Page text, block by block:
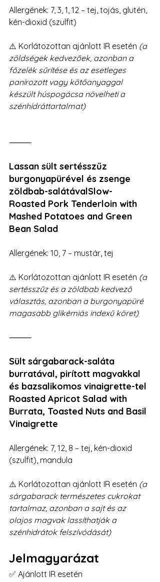
Allergének: 7, 3, 1, 12 – tej, tojás, glutén,
kén-dioxid (szulfit)
⚠️ Korlátozottan ajánlott IR esetén (a
zöldségek kedvezőek, azonban a
főzelék sűrítése és az esetleges
panírozott vagy kötőanyaggal
készült húspogácsa növelheti a
szénhidráttartalmat)
⸻
Lassan sült sertésszűz
burgonyapürével és zsenge
zöldbab-salátávalSlow-
Roasted Pork Tenderloin with
Mashed Potatoes and Green
Bean Salad
Allergének: 10, 7 – mustár, tej
⚠️ Korlátozottan ajánlott IR esetén (a
sertésszűz és a zöldbab kedvező
választás, azonban a burgonyapüré
magasabb glikémiás indexű köret)
⸻
Sült sárgabarack-saláta
burratával, pirított magvakkal
és bazsalikomos vinaigrette-tel
Roasted Apricot Salad with
Burrata, Toasted Nuts and Basil
Vinaigrette
Allergének: 7, 12, 8 – tej, kén-dioxid
(szulfit), mandula
⚠️ Korlátozottan ajánlott IR esetén (a
sárgabarack természetes cukrokat
tartalmaz, azonban a sajt és az
olajos magvak lassíthatják a
szénhidrátok felszívódását)
Jelmagyarázat
✅ Ajánlott IR esetén